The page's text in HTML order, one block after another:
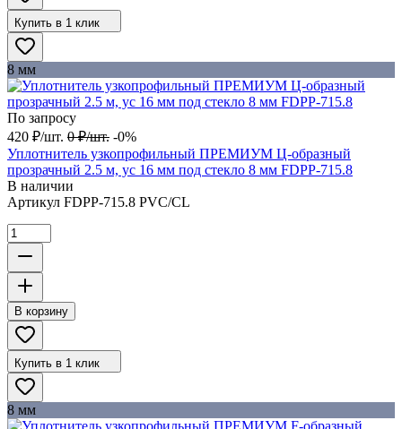
Купить в 1 клик
8 мм
По запросу
420 ₽/шт. 0 ₽/шт. -0%
Уплотнитель узкопрофильный ПРЕМИУМ Ц-образный
прозрачный 2.5 м, ус 16 мм под стекло 8 мм FDPP-715.8
В наличии
Артикул FDPP-715.8 PVC/CL
В корзину
Купить в 1 клик
8 мм